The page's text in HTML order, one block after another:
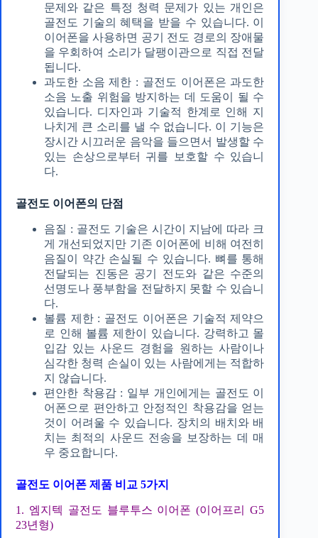
문제와 같은 특정 청력 문제가 있는 개인은
골전도 기술의 혜택을 받을 수 있습니다. 이
이어폰을 사용하면 공기 전도 경로의 장애물
을 우회하여 소리가 달팽이관으로 직접 전달
됩니다.
과도한 소음 제한 : 골전도 이어폰은 과도한
소음 노출 위험을 방지하는 데 도움이 될 수
있습니다. 디자인과 기술적 한계로 인해 지
나치게 큰 소리를 낼 수 없습니다. 이 기능은
장시간 시끄러운 음악을 들으면서 발생할 수
있는 손상으로부터 귀를 보호할 수 있습니
다.
골전도 이어폰의 단점
음질 : 골전도 기술은 시간이 지남에 따라 크
게 개선되었지만 기존 이어폰에 비해 여전히
음질이 약간 손실될 수 있습니다. 뼈를 통해
전달되는 진동은 공기 전도와 같은 수준의
선명도나 풍부함을 전달하지 못할 수 있습니
다.
볼륨 제한 : 골전도 이어폰은 기술적 제약으
로 인해 볼륨 제한이 있습니다. 강력하고 몰
입감 있는 사운드 경험을 원하는 사람이나
심각한 청력 손실이 있는 사람에게는 적합하
지 않습니다.
편안한 착용감 : 일부 개인에게는 골전도 이
어폰으로 편안하고 안정적인 착용감을 얻는
것이 어려울 수 있습니다. 장치의 배치와 배
치는 최적의 사운드 전송을 보장하는 데 매
우 중요합니다.
골전도 이어폰 제품 비교 5가지
1. 엠지텍 골전도 블루투스 이어폰 (이어프리 G5
23년형)